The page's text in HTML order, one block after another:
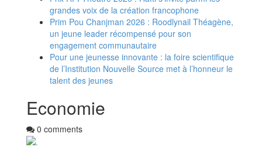
grandes voix de la création francophone
Prim Pou Chanjman 2026 : Roodlynail Théagène,
un jeune leader récompensé pour son
engagement communautaire
Pour une jeunesse innovante : la foire scientifique
de l’Institution Nouvelle Source met à l’honneur le
talent des jeunes
Economie
0 comments